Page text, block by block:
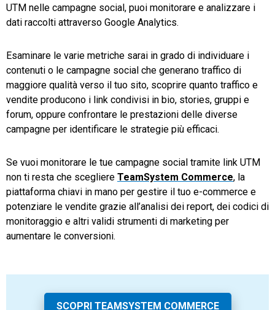
UTM nelle campagne social, puoi monitorare e analizzare i
dati raccolti attraverso Google Analytics.
Esaminare le varie metriche sarai in grado di individuare i
contenuti o le campagne social che generano traffico di
maggiore qualità verso il tuo sito, scoprire quanto traffico e
vendite producono i link condivisi in bio, stories, gruppi e
forum, oppure confrontare le prestazioni delle diverse
campagne per identificare le strategie più efficaci.
Se vuoi monitorare le tue campagne social tramite link UTM
non ti resta che scegliere TeamSystem Commerce, la
piattaforma chiavi in mano per gestire il tuo e-commerce e
potenziare le vendite grazie all’analisi dei report, dei codici di
monitoraggio e altri validi strumenti di marketing per
aumentare le conversioni.
SCOPRI TEAMSYSTEM COMMERCE